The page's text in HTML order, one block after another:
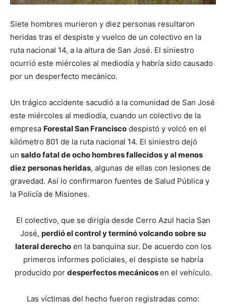
Siete hombres murieron y diez personas resultaron
heridas tras el despiste y vuelco de un colectivo en la
ruta nacional 14, a la altura de San José. El siniestro
ocurrió este miércoles al mediodía y habría sido causado
por un desperfecto mecánico.
Un trágico accidente sacudió a la comunidad de San José
este miércoles al mediodía, cuando un colectivo de la
empresa Forestal San Francisco despistó y volcó en el
kilómetro 801 de la ruta nacional 14. El siniestro dejó
un saldo fatal de ocho hombres fallecidos y al menos
diez personas heridas, algunas de ellas con lesiones de
gravedad. Así lo confirmaron fuentes de Salud Pública y
la Policía de Misiones.
El colectivo, que se dirigía desde Cerro Azul hacia San
José, perdió el control y terminó volcando sobre su
lateral derechoen la banquina sur. De acuerdo con los
primeros informes policiales, el despiste se habría
producido por desperfectos mecánicosen el vehículo.
Las víctimas del hecho fueron registradas como: